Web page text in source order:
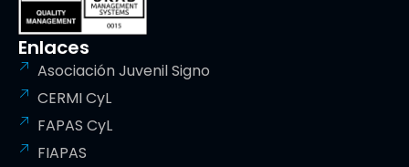
Enlaces
Asociación Juvenil Signo
CERMI CyL
FAPAS CyL
FIAPAS